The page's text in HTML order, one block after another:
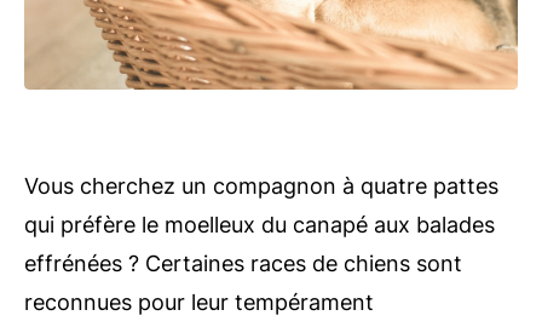
Vous cherchez un compagnon à quatre pattes
qui préfère le moelleux du canapé aux balades
effrénées ? Certaines races de chiens sont
reconnues pour leur tempérament